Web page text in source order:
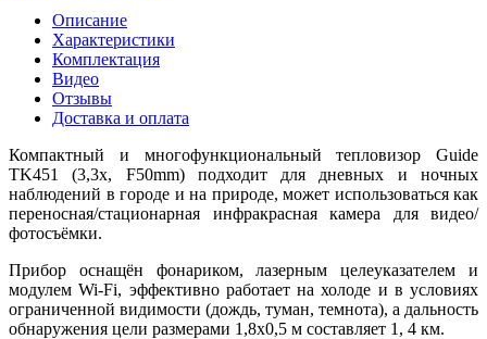
Описание
Характеристики
Комплектация
Видео
Отзывы
Доставка и оплата
Компактный и многофункциональный тепловизор Guide
TK451 (3,3x, F50mm) подходит для дневных и ночных
наблюдений в городе и на природе, может использоваться как
переносная/стационарная инфракрасная камера для видео/
фотосъёмки.
Прибор оснащён фонариком, лазерным целеуказателем и
модулем Wi-Fi, эффективно работает на холоде и в условиях
ограниченной видимости (дождь, туман, темнота), а дальность
обнаружения цели размерами 1,8x0,5 м составляет 1, 4 км.